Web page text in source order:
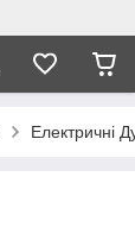
Електричні